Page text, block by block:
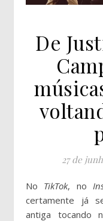
De
27 de
No TikTok, no
certamente já
antiga tocando